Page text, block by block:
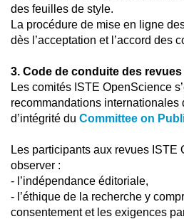
des feuilles de style.
La procédure de mise en ligne
dès l’acceptation et l’accord des
3. Code de conduite des
Les comités ISTE OpenScience
recommandations internationales
d’intégrité du Committee on
Les participants aux revues ISTE
observer :
- l’indépendance éditoriale,
- l’éthique de la recherche y
consentement et les exigences